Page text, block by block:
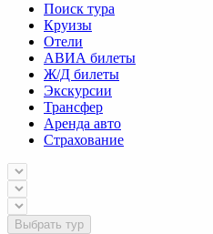
Поиск тура
Круизы
Отели
АВИА билеты
Ж/Д билеты
Экскурсии
Трансфер
Аренда авто
Страхование
Выбрать тур